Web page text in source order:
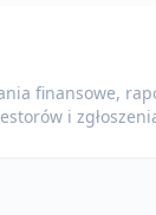
finansowe,
i